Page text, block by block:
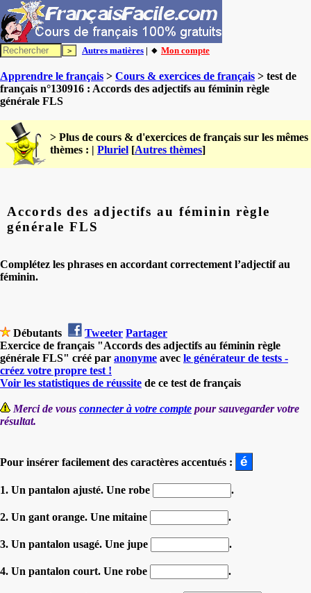
Autres matières | 🔸 Mon compte
Apprendre le français > Cours & exercices de français > test de
français n°130916 : Accords des adjectifs au féminin règle
générale FLS
> Plus de cours & d'exercices de français sur les mêmes
thèmes : | Pluriel [Autres thèmes]
Accords des adjectifs au féminin règle
générale FLS
Complétez les phrases en accordant correctement l’adjectif au
féminin.
Débutants Tweeter Partager
Exercice de français "Accords des adjectifs au féminin règle
générale FLS" créé par anonyme avec le générateur de tests -
créez votre propre test !
Voir les statistiques de réussite de ce test de français
Merci de vous connecter à votre compte pour sauvegarder votre
résultat.
Pour insérer facilement des caractères accentués :
1. Un pantalon ajusté. Une robe .
2. Un gant orange. Une mitaine .
3. Un pantalon usagé. Une jupe .
4. Un pantalon court. Une robe .